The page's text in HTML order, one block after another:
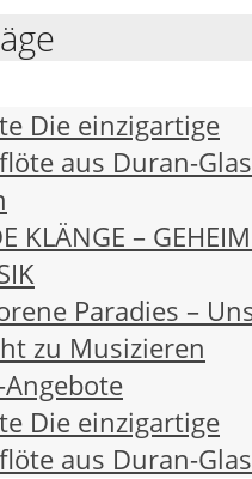
Die einzigartige
aus Duran-Glas
KLÄNGE –
Paradies –
zu Musizieren
Die einzigartige
aus Duran-Glas